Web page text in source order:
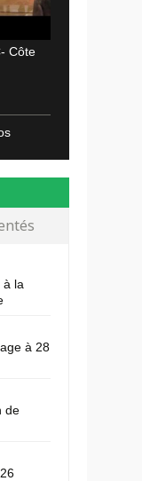
Côte
à la
à 28
de